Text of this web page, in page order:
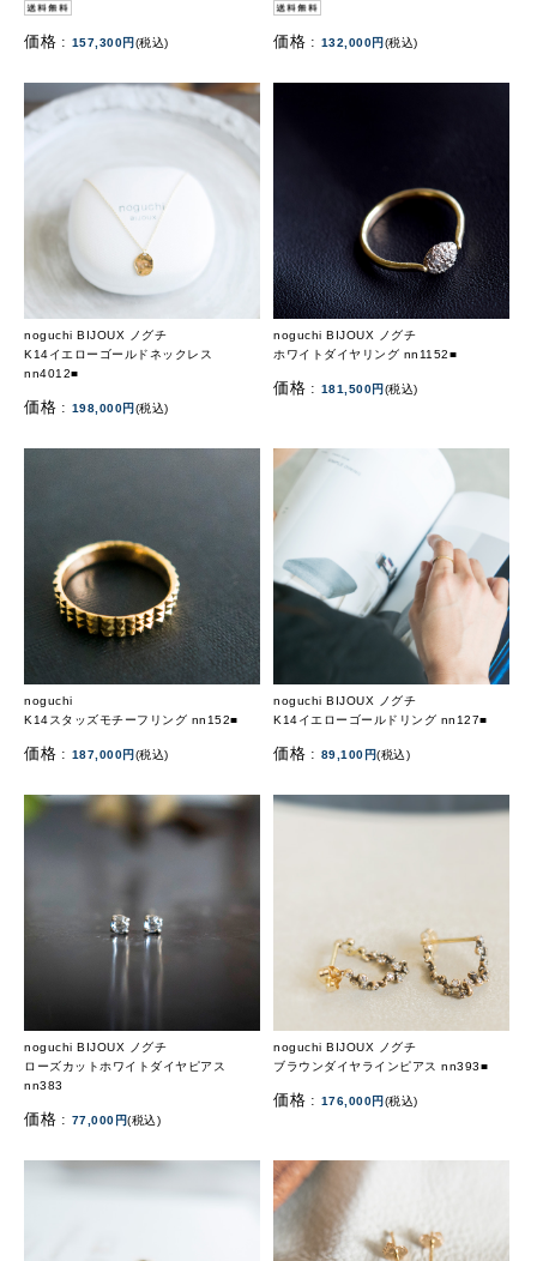
価格 : 157,300円(税込) 価格 : 132,000円(税込)
noguchi BIJOUX ノグチ
K14イエローゴールドネックレス
nn4012■
価格 : 198,000円(税込)
noguchi BIJOUX ノグチ
ホワイトダイヤリング nn1152■
価格 : 181,500円(税込)
noguchi
K14スタッズモチーフリング nn152■
価格 : 187,000円(税込)
noguchi BIJOUX ノグチ
K14イエローゴールドリング nn127■
価格 : 89,100円(税込)
noguchi BIJOUX ノグチ
ローズカットホワイトダイヤピアス
nn383
価格 : 77,000円(税込)
noguchi BIJOUX ノグチ
ブラウンダイヤラインピアス nn393■
価格 : 176,000円(税込)